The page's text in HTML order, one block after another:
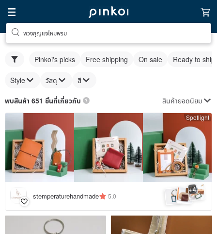
พวงกุญแจไหมพรม
Pinkoi's picks Free shipping On sale Ready to ship
Style วัสดุ สี
พบสินค้า 651 ชิ้นที่เกี่ยวกับ สินค้ายอดนิยม
Spotlight
stemperaturehandmade 5.0 +4